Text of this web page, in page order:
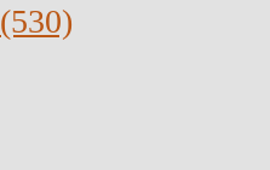
(530)